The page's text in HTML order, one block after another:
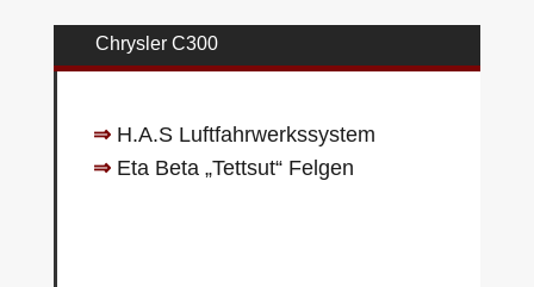
Chrysler C300
⇒H.A.S Luftfahrwerkssystem
⇒Eta Beta „Tettsut“ Felgen